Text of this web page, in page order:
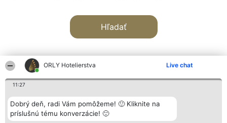
ORLY Hotelierstva Live chat
11:27
Dobrý deň, radi Vám pomôžeme! 🙂 Kliknite na
príslušnú tému konverzácie! 🙂
Hľadať
Organizátor hodnotenia
Bright Side Solutions sp. z o.
o. sp. k.
Hodnotenie
Laureáti
Lista
Kontakt
Kontakt